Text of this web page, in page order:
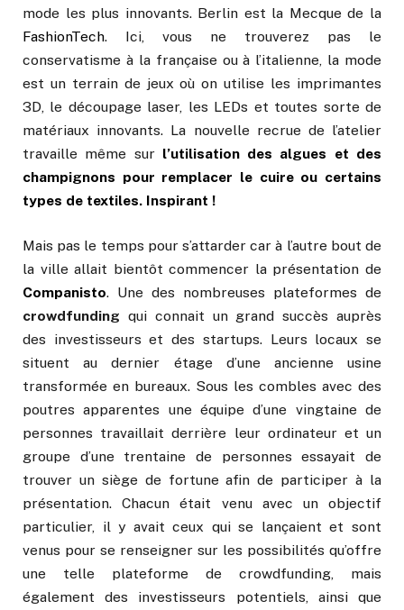
mode les plus innovants. Berlin est la Mecque de la
FashionTech. Ici, vous ne trouverez pas le
conservatisme à la française ou à l’italienne, la mode
est un terrain de jeux où on utilise les imprimantes
3D, le découpage laser, les LEDs et toutes sorte de
matériaux innovants. La nouvelle recrue de l’atelier
travaille même sur l’utilisation des algues et des
champignons pour remplacer le cuire ou certains
types de textiles. Inspirant !
Mais pas le temps pour s’attarder car à l’autre bout de
la ville allait bientôt commencer la présentation de
Companisto. Une des nombreuses plateformes de
crowdfunding qui connait un grand succès auprès
des investisseurs et des startups. Leurs locaux se
situent au dernier étage d’une ancienne usine
transformée en bureaux. Sous les combles avec des
poutres apparentes une équipe d’une vingtaine de
personnes travaillait derrière leur ordinateur et un
groupe d’une trentaine de personnes essayait de
trouver un siège de fortune afin de participer à la
présentation. Chacun était venu avec un objectif
particulier, il y avait ceux qui se lançaient et sont
venus pour se renseigner sur les possibilités qu’offre
une telle plateforme de crowdfunding, mais
également des investisseurs potentiels, ainsi que